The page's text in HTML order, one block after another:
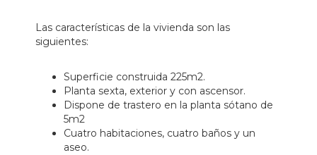
Las características de la vivienda son las
siguientes:
Superficie construida 225m2.
Planta sexta, exterior y con ascensor.
Dispone de trastero en la planta sótano de
5m2
Cuatro habitaciones, cuatro baños y un
aseo.